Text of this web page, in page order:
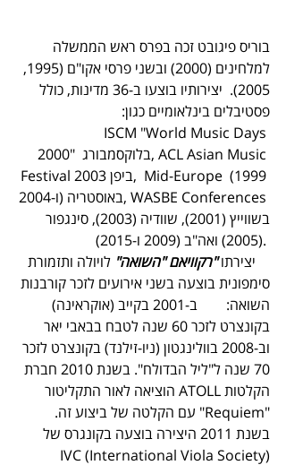
בוריס פיגובט זכה בפרס ראש הממשלה
למלחינים (2000) ובשני פרסי אקו"ם (1995,
2005).  יצירותיו בוצעו ב-36 מדינות, כולל
פסטיבלים בינלאומיים כגון:
ISCM "World Music Days
2000"  בלוקסמבורג, ACL Asian Music
Festival 2003 ביפן,  Mid-Europe  (1999
ו-2004) באוסטריה, WASBE Conferences
בשווייץ (2001), שוודיה (2003), סינגפור
(2005) ואה"ב (2009 ו-2015).
"רקוויאם "השואה" לויולה ותזמורת
סימפונית בוצעה בשני אירועים לזכר קורבנות
השואה:        ב-2001 בקייב (אוקראינה)
בקונצרט לזכר 60 שנה לטבח בבאבי יאר
וב-2008 בוולינגטון (ניו-זילנד) בקונצרט לזכר
70 שנה ל"ליל הבדולח". בשנת 2010 חברת
הקלטות ATOLL הוציאה לאור התקליטור
"Requiem" עם הקלטה של ביצוע זה.
בשנת 2011 היצירה בוצעה בקונגרס של